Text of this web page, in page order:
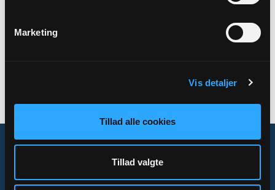
Marketing
Vis detaljer
Tillad alle cookies
Tillad valgte